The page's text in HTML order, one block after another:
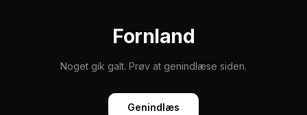
Fornland
Noget gik galt. Prøv at genindlæse siden.
Genindlæs